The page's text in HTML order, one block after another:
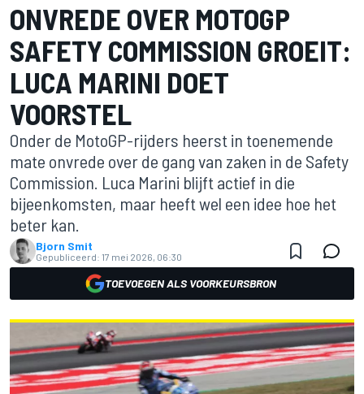
ONVREDE OVER MOTOGP
SAFETY COMMISSION GROEIT:
LUCA MARINI DOET
VOORSTEL
Onder de MotoGP-rijders heerst in toenemende
mate onvrede over de gang van zaken in de Safety
Commission. Luca Marini blijft actief in die
bijeenkomsten, maar heeft wel een idee hoe het
beter kan.
Bjorn Smit
Gepubliceerd: 17 mei 2026, 06:30
TOEVOEGEN ALS VOORKEURSBRON